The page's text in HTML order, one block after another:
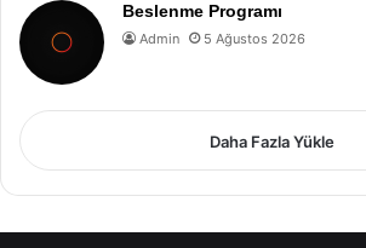
Beslenme Programı
Admin 5 Ağustos 2026
Daha Fazla Yükle